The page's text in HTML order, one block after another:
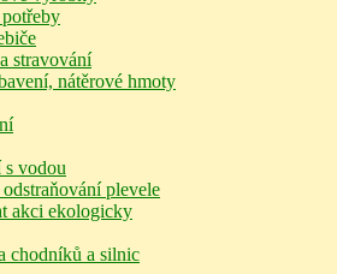
stravování
nátěrové hmoty
s vodou
plevele
akci ekologicky
chodníků a silnic